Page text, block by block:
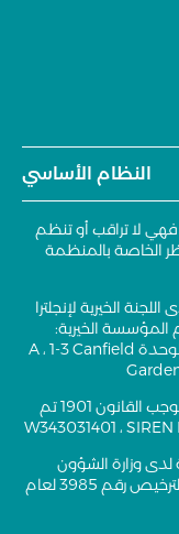
النظام الأساسي
فهي لا تراقب أو تنظم
الخاصة بالمنظمة
الخيرية لإنجلترا
الشركة: 14017708 ؛ رقم المؤسسة الخيرية:
1204378) ويقع مكتبها المسجل في الوحدة A ، 1-3 Canfield
مدنيّة فرنسا هي جمعية فرنسية بموجب القانون 1901 تم
وزارة الشؤون
الاجتماعية والعمل في سوريا بموجب الترخيص رقم 3985 لعام